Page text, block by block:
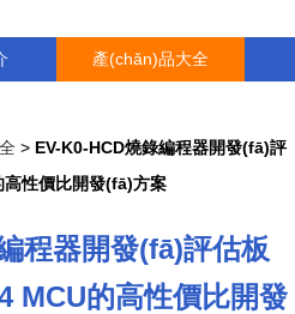
產(chǎn)品大全
> EV-K0-HCD燒錄編程器開發(fā)評
性價比開發(fā)方案
程器開發(fā)評估板
MCU的高性價比開發